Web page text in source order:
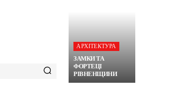
АРХІТЕКТУРА
ЗАМКИ ТА
ФОРТЕЦІ
РІВНЕНЩИНИ